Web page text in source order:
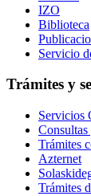
IZO
Biblioteca
Servicio
Trámites y
Servicios
Consultas
Trámites
Azternet
Trámites